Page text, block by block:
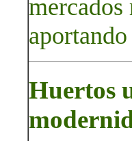
Huertos